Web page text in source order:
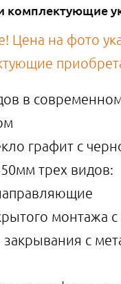
комплектующие
Цена на фото
в
графит с
трех видов:
монтажа с
закрывания с